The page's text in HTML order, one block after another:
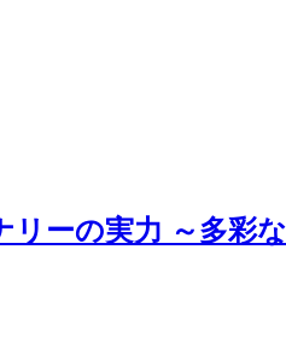
ーの実力 ～多彩